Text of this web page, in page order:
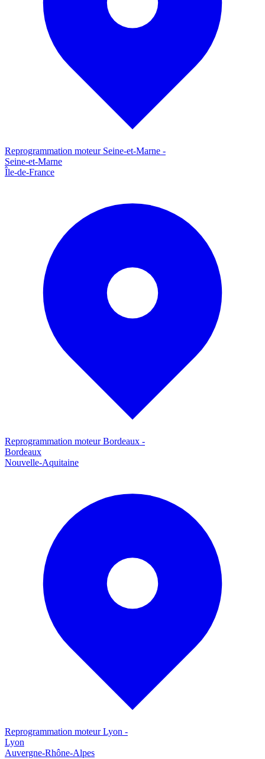
Reprogrammation moteur Seine-et-Marne -
Seine-et-Marne
Île-de-France
Reprogrammation moteurBordeaux -
Bordeaux
Nouvelle-Aquitaine
Reprogrammation moteurLyon -
Lyon
Auvergne-Rhône-Alpes